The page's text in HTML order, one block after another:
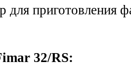
для приготовления
32/RS: